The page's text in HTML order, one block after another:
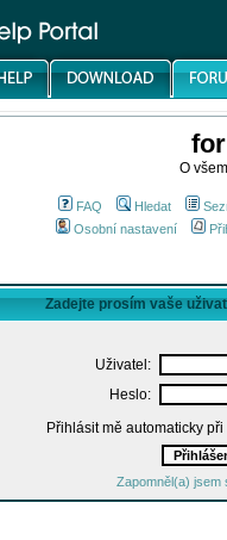
O
FAQ Hledat
Osobní nastavení
Zadejte prosím vaše
Uživatel:
Heslo:
Přihlásit mě automaticky
Zapomněl(a) jsem